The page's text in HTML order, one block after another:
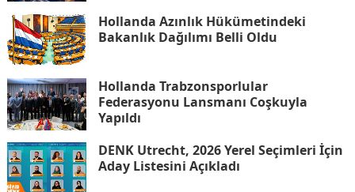
Hollanda Azınlık Hükümetindeki
Bakanlık Dağılımı Belli Oldu
Hollanda Trabzonsporlular
Federasyonu Lansmanı Coşkuyla
Yapıldı
DENK Utrecht, 2026 Yerel Seçimleri İçin
Aday Listesini Açıkladı